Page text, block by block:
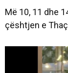
Më 10, 11 dhe
çështjen e